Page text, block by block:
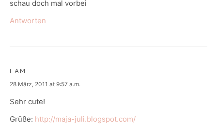
schau doch mal vorbei
Antworten
I AM
says:
28 März, 2011 at 9:57 a.m.
Sehr cute!
Grüße: http://maja-juli.blogspot.com/